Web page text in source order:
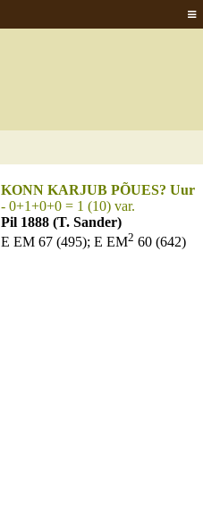
KONN KARJUB PÕUES? Uur
- 0+1+0+0 = 1 (10) var.
Pil 1888 (T. Sander)
E EM 67 (495); E EM2 60 (642)